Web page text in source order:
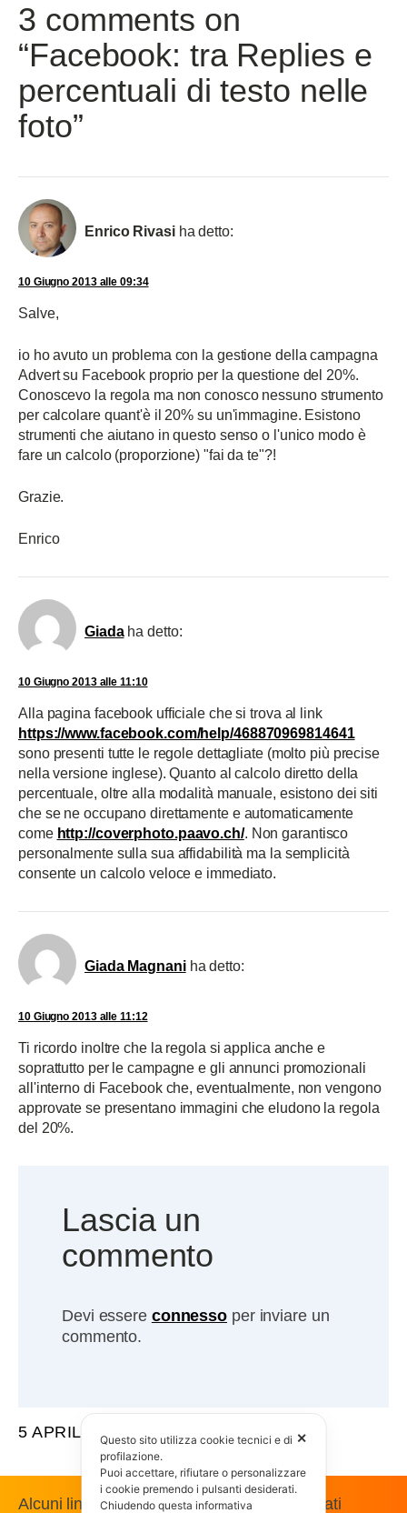
3 comments on
“Facebook: tra Replies e
percentuali di testo nelle
foto”
Enrico Rivasi ha detto:
10 Giugno 2013 alle 09:34
Salve,
io ho avuto un problema con la gestione della campagna
Advert su Facebook proprio per la questione del 20%.
Conoscevo la regola ma non conosco nessuno strumento
per calcolare quant'è il 20% su un'immagine. Esistono
strumenti che aiutano in questo senso o l'unico modo è
fare un calcolo (proporzione) "fai da te"?!
Grazie.
Enrico
Giada ha detto:
10 Giugno 2013 alle 11:10
Alla pagina facebook ufficiale che si trova al link
https://www.facebook.com/help/468870969814641
sono presenti tutte le regole dettagliate (molto più precise
nella versione inglese). Quanto al calcolo diretto della
percentuale, oltre alla modalità manuale, esistono dei siti
che se ne occupano direttamente e automaticamente
come http://coverphoto.paavo.ch/. Non garantisco
personalmente sulla sua affidabilità ma la semplicità
consente un calcolo veloce e immediato.
Giada Magnani ha detto:
10 Giugno 2013 alle 11:12
Ti ricordo inoltre che la regola si applica anche e
soprattutto per le campagne e gli annunci promozionali
all'interno di Facebook che, eventualmente, non vengono
approvate se presentano immagini che eludono la regola
del 20%.
Lascia un
commento
Devi essere connesso per inviare un
commento.
5 APRILE 2013
Alcuni link presenti in questo sito sono affiliati
✕
Questo sito utilizza cookie tecnici e di
profilazione.
Puoi accettare, rifiutare o personalizzare
i cookie premendo i pulsanti desiderati.
Chiudendo questa informativa